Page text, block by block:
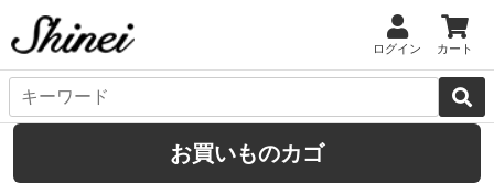
ログイン カート
お買いものカゴ